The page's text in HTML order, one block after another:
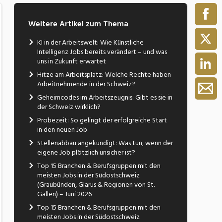
Weitere Artikel zum Thema
KI in der Arbeitswelt: Wie Künstliche
Intelligenz Jobs bereits verändert – und was
uns in Zukunft erwartet
Hitze am Arbeitsplatz: Welche Rechte haben
Arbeitnehmende in der Schweiz?
Geheimcodes im Arbeitszeugnis: Gibt es sie in
der Schweiz wirklich?
Probezeit: So gelingt der erfolgreiche Start
in den neuen Job
Stellenabbau angekündigt: Was tun, wenn der
eigene Job plötzlich unsicher ist?
Top 15 Branchen & Berufsgruppen mit den
meisten Jobs in der Südostschweiz
(Graubünden, Glarus & Regionen von St.
Gallen) – Juni 2026
Top 15 Branchen & Berufsgruppen mit den
meisten Jobs in der Südostschweiz